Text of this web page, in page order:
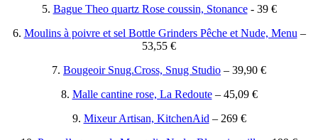
5. Bague Theo quartz Rose coussin, Stonance- 39 €
6. Moulins à poivre et sel Bottle Grinders Pêche et Nude, Menu–
53,55 €
7. Bougeoir Snug.Cross, Snug Studio – 39,90 €
8. Malle cantine rose, La Redoute– 45,09 €
9. Mixeur Artisan, KitchenAid– 269 €